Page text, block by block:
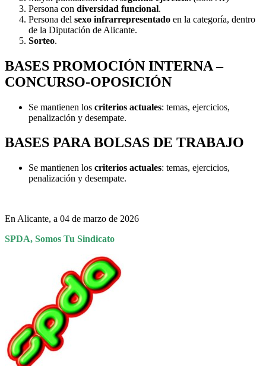
Persona con diversidad funcional.
Persona del sexo infrarrepresentado en la categoría, dentro
de la Diputación de Alicante.
Sorteo.
BASES PROMOCIÓN INTERNA –
CONCURSO-OPOSICIÓN
Se mantienen los criterios actuales: temas, ejercicios,
penalización y desempate.
BASES PARA BOLSAS DE TRABAJO
Se mantienen los criterios actuales: temas, ejercicios,
penalización y desempate.
En Alicante, a 04 de marzo de 2026
SPDA, Somos Tu Sindicato